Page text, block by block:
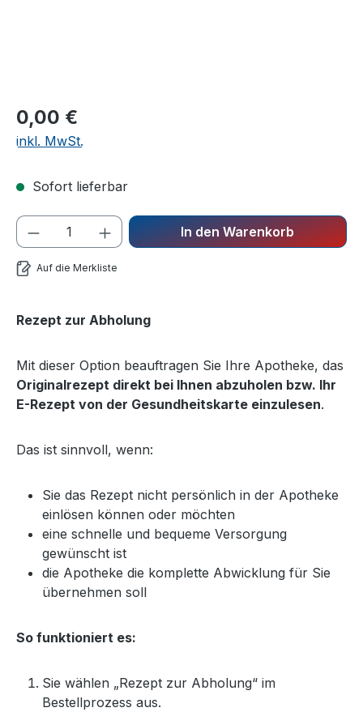
Regulärer Preis:
0,00 €
inkl. MwSt.
Sofort lieferbar
In den Warenkorb
Auf die Merkliste
Rezept zur Abholung
Mit dieser Option beauftragen Sie Ihre Apotheke, das
Originalrezept direkt bei Ihnen abzuholen bzw. Ihr
E-Rezept von der Gesundheitskarte einzulesen.
Das ist sinnvoll, wenn:
Sie das Rezept nicht persönlich in der Apotheke
einlösen können oder möchten
eine schnelle und bequeme Versorgung
gewünscht ist
die Apotheke die komplette Abwicklung für Sie
übernehmen soll
So funktioniert es:
Sie wählen „Rezept zur Abholung“ im
Bestellprozess aus.